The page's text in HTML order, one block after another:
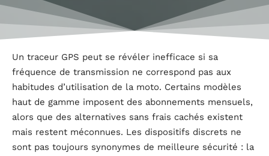
Un traceur GPS peut se révéler inefficace si sa
fréquence de transmission ne correspond pas aux
habitudes d’utilisation de la moto. Certains modèles
haut de gamme imposent des abonnements mensuels,
alors que des alternatives sans frais cachés existent
mais restent méconnues. Les dispositifs discrets ne
sont pas toujours synonymes de meilleure sécurité : la